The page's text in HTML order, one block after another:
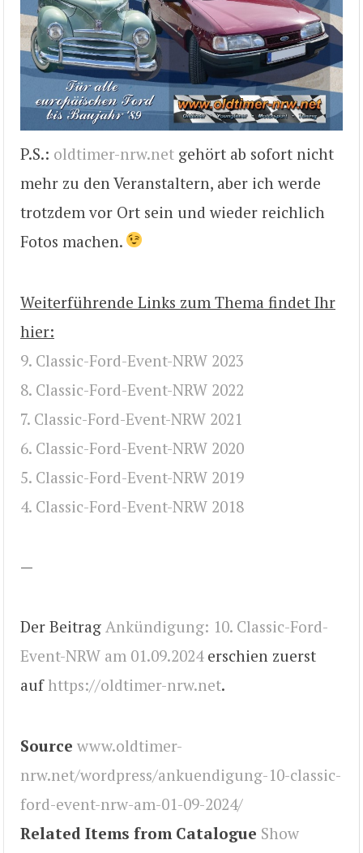
P.S.: oldtimer-nrw.net gehört ab sofort nicht
mehr zu den Veranstaltern, aber ich werde
trotzdem vor Ort sein und wieder reichlich
Fotos machen.
Weiterführende Links zum Thema findet Ihr
hier:
9. Classic-Ford-Event-NRW 2023
8. Classic-Ford-Event-NRW 2022
7. Classic-Ford-Event-NRW 2021
6. Classic-Ford-Event-NRW 2020
5. Classic-Ford-Event-NRW 2019
4. Classic-Ford-Event-NRW 2018
—
Der Beitrag Ankündigung: 10. Classic-Ford-
Event-NRW am 01.09.2024erschien zuerst
auf https://oldtimer-nrw.net.
Source www.oldtimer-
nrw.net/wordpress/ankuendigung-10-classic-
ford-event-nrw-am-01-09-2024/
Related Items from Catalogue Show